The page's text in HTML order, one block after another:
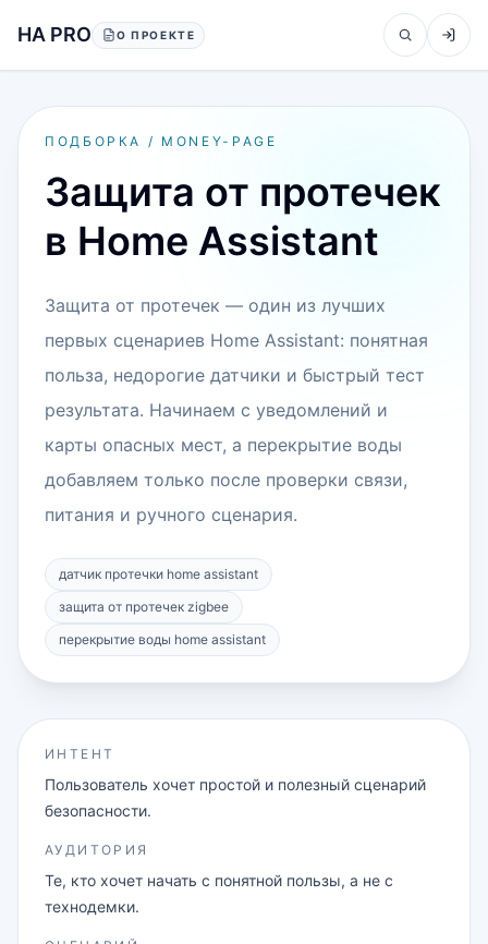
HA PRO О ПРОЕКТЕ
ПОДБОРКА / MONEY-PAGE
Защита от протечек
в Home Assistant
Защита от протечек — один из лучших
первых сценариев Home Assistant: понятная
польза, недорогие датчики и быстрый тест
результата. Начинаем с уведомлений и
карты опасных мест, а перекрытие воды
добавляем только после проверки связи,
питания и ручного сценария.
датчик протечки home assistant
защита от протечек zigbee
перекрытие воды home assistant
ИНТЕНТ
Пользователь хочет простой и полезный сценарий
безопасности.
АУДИТОРИЯ
Те, кто хочет начать с понятной пользы, а не с
технодемки.